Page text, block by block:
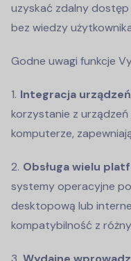
uzyskać zdalny
bez wiedzy
Godne uwagi funkcje
Integracja urządzeń
korzystanie z
komputerze,
Obsługa wielu
systemy operacyjne
desktopową lub
kompatybilność z